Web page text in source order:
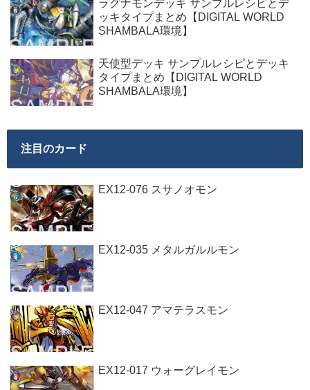
ラグナモンデッキ サンプルレシピとデ
ッキタイプまとめ【DIGITAL WORLD
SHAMBALA環境】
天使型デッキ サンプルレシピとデッキ
タイプまとめ【DIGITAL WORLD
SHAMBALA環境】
注目のカード
EX12-076 スサノオモン
EX12-035 メタルガルルモン
EX12-047 アマテラスモン
EX12-017 ウォーグレイモン